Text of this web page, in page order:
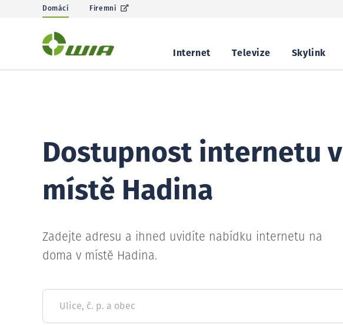
Domácí Firemní
Internet Televize Skylink
Dostupnost internetu v
místě Hadina
Zadejte adresu a ihned uvidíte nabídku internetu na
doma v místě Hadina.
Ulice, č. p. a obec